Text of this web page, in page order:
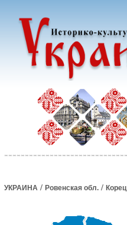
УКРАИНА / Ровенская обл. / Корец